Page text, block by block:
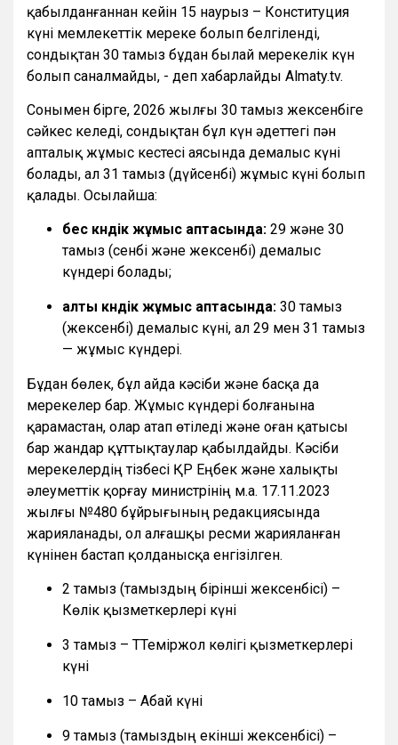
қабылданғаннан кейін 15 наурыз – Конституция
күні мемлекеттік мереке болып белгіленді,
сондықтан 30 тамыз бұдан былай мерекелік күн
болып саналмайды, - деп хабарлайды Almaty.tv.
Сонымен бірге, 2026 жылғы 30 тамыз жексенбіге
сәйкес келеді, сондықтан бұл күн әдеттегі пән
апталық жұмыс кестесі аясында демалыс күні
болады, ал 31 тамыз (дүйсенбі) жұмыс күні болып
қалады. Осылайша:
бес күндік жұмыс аптасында: 29 және 30
тамыз (сенбі және жексенбі) демалыс
күндері болады;
алты күндік жұмыс аптасында: 30 тамыз
(жексенбі) демалыс күні, ал 29 мен 31 тамыз
— жұмыс күндері.
Бұдан бөлек, бұл айда кәсіби және басқа да
мерекелер бар. Жұмыс күндері болғанына
қарамастан, олар атап өтіледі және оған қатысы
бар жандар құттықтаулар қабылдайды. Кәсіби
мерекелердің тізбесі ҚР Еңбек және халықты
әлеуметтік қорғау министрінің м.а. 17.11.2023
жылғы №480 бұйрығының редакциясында
жарияланады, ол алғашқы ресми жарияланған
күнінен бастап қолданысқа енгізілген.
2 тамыз (тамыздың бірінші жексенбісі) –
Көлік қызметкерлері күні
3 тамыз – ТТеміржол көлігі қызметкерлері
күні
10 тамыз – Абай күні
9 тамыз (тамыздың екінші жексенбісі) –